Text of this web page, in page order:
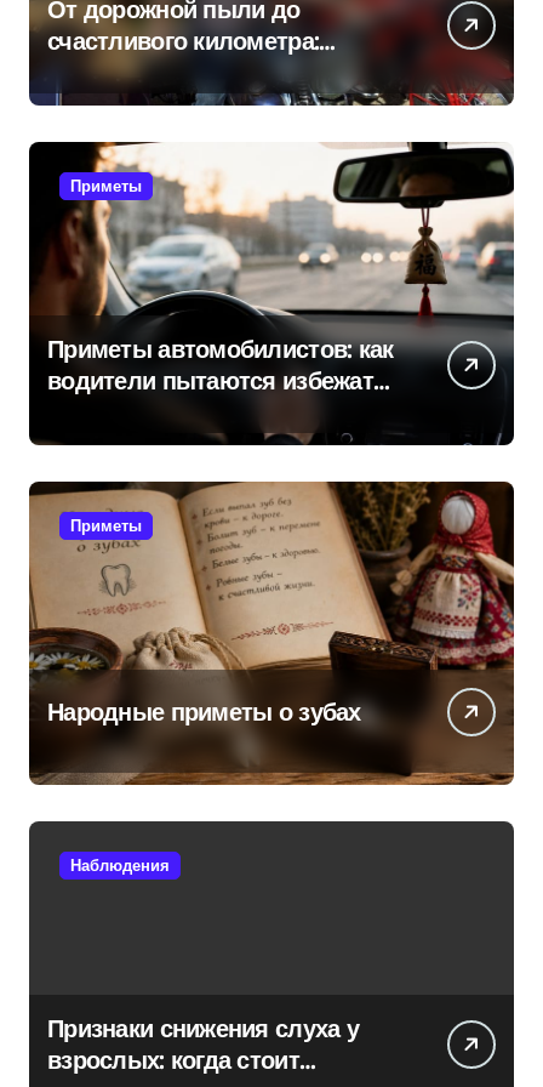
От дорожной пыли до
счастливого километра:
самые распространенные
приметы мотоциклистов
Приметы
Приметы автомобилистов: как
водители пытаются избежать
дороге
Приметы
Народные приметы о зубах
Наблюдения
Признаки снижения слуха у
взрослых: когда стоит